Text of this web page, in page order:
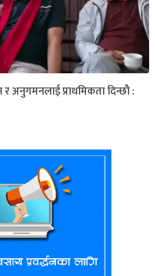
र अनुगमनलाई प्राथमिकता दिन्छौ :